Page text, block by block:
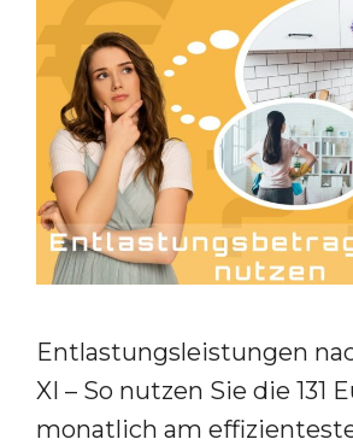
Entlastungsleistungen
XI – So nutzen Sie die 131
monatlich am